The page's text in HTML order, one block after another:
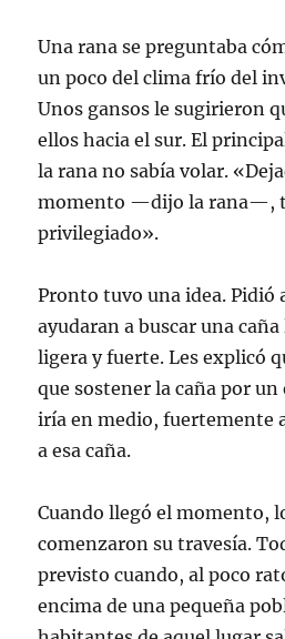
Una rana se preguntaba
un poco del clima frío del
Unos gansos le sugirieron
ellos hacia el sur. El
la rana no sabía volar.
momento —dijo la rana—,
privilegiado».
Pronto tuvo una idea. Pidió
ayudaran a buscar una
ligera y fuerte. Les explicó
que sostener la caña por
iría en medio, fuertemente
a esa caña.
Cuando llegó el momento,
comenzaron su travesía.
previsto cuando, al poco
encima de una pequeña